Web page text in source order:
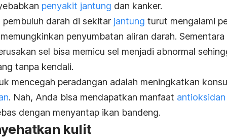
penyakit jantung dan kanker.
pembuluh darah di sekitar jantung turut mengalami
penyumbatan aliran darah. Sementara
sel bisa memicu sel menjadi abnormal
tanpa kendali.
mencegah peradangan adalah meningkatkan
. Nah, Anda bisa mendapatkan manfaat antioksidan
dengan menyantap ikan bandeng.
kulit